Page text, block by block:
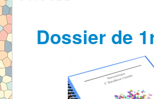
Tipus
Dossier de